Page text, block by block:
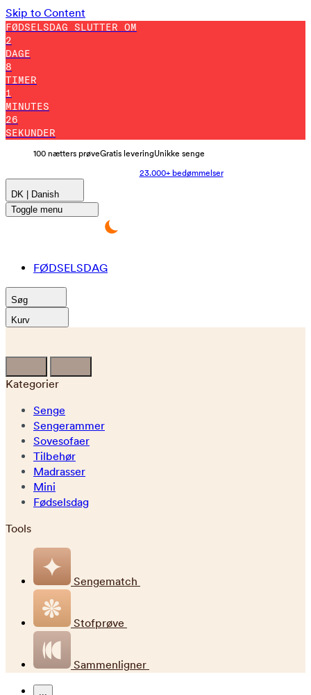
Skip to Content
FØDSELSDAG SLUTTER OM
2
DAGE
8
TIMER
1
MINUTES
24
SEKUNDER
100 nætters prøveGratis leveringUnikke senge
23.000+ bedømmelser
DK | Danish
Toggle menu
FØDSELSDAG
Søg
Kurv
Kategorier
Senge
Sengerammer
Sovesofaer
Tilbehør
Madrasser
Mini
Fødselsdag
Tools
Sengematch
Stofprøve
Sammenligner
...